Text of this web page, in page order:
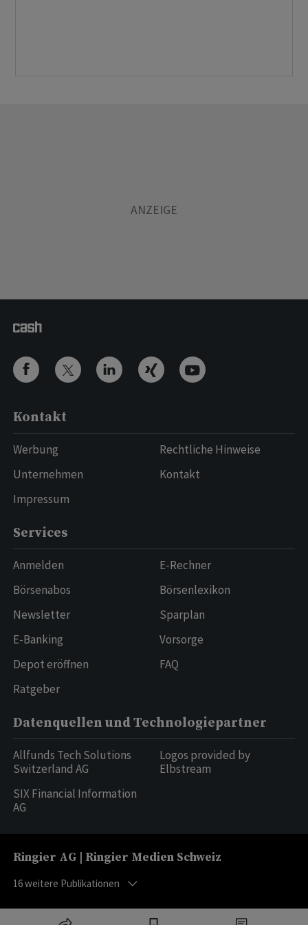
Kontakt
Werbung
Unternehmen
Impressum
Rechtliche Hinweise
Kontakt
Services
Anmelden
Börsenabos
Newsletter
E-Banking
Depot eröffnen
Ratgeber
E-Rechner
Börsenlexikon
Sparplan
Vorsorge
FAQ
Datenquellen und Technologiepartner
Allfunds Tech Solutions
Switzerland AG
SIX Financial Information
AG
Logos provided by
Elbstream
Ringier AG | Ringier Medien Schweiz
16weitere Publikationen